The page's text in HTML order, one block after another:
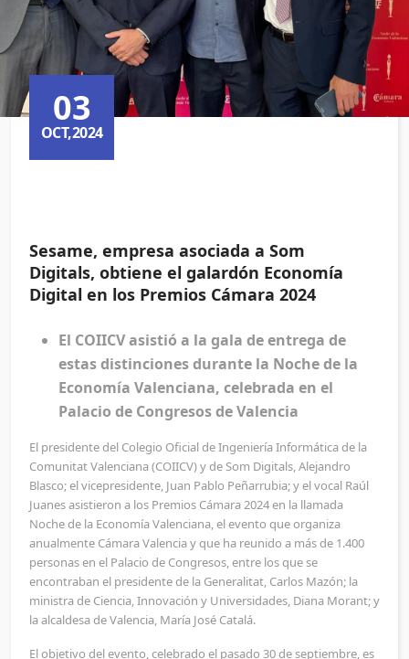
03
OCT,2024
Sesame, empresa asociada a Som
Digitals, obtiene el galardón Economía
Digital en los Premios Cámara 2024
El COIICV asistió a la gala de entrega de
estas distinciones durante la Noche de la
Economía Valenciana, celebrada en el
Palacio de Congresos de Valencia
El presidente del Colegio Oficial de Ingeniería Informática de la
Comunitat Valenciana (COIICV) y de Som Digitals, Alejandro
Blasco; el vicepresidente, Juan Pablo Peñarrubia; y el vocal Raúl
Juanes asistieron a los Premios Cámara 2024 en la llamada
Noche de la Economía Valenciana, el evento que organiza
anualmente Cámara Valencia y que ha reunido a más de 1.400
personas en el Palacio de Congresos, entre los que se
encontraban el presidente de la Generalitat, Carlos Mazón; la
ministra de Ciencia, Innovación y Universidades, Diana Morant; y
la alcaldesa de Valencia, María José Catalá.
El objetivo del evento, celebrado el pasado 30 de septiembre, es